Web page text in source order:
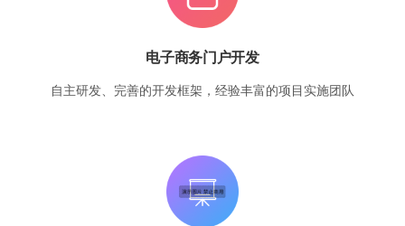
电子商务门户开发
自主研发、完善的开发框架，经验丰富的项目实施团队